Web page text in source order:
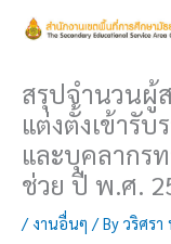
สรุปจำนวนผู้
แต่งตั้งเข้ารับ
และบุคลากร
ช่วย ปี พ.ศ.
/งานอื่นๆ / By วริศรา